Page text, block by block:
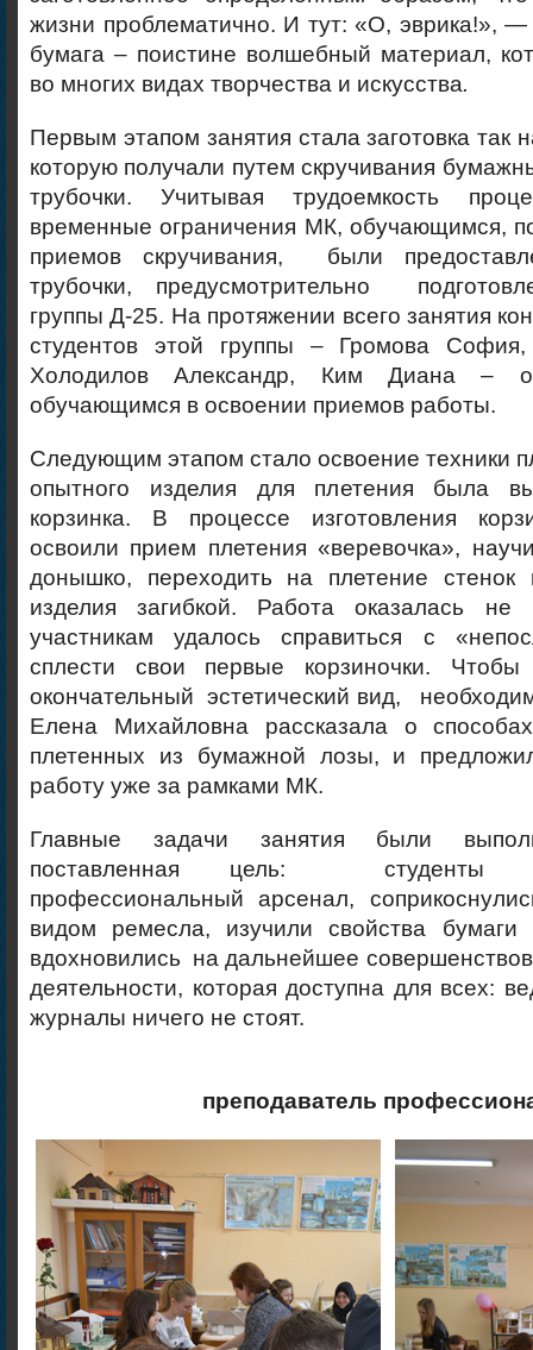
жизни проблематично. И тут: «О, эврика!»,
бумага – поистине волшебный материал,
во многих видах творчества и искусства.
Первым этапом занятия стала заготовка так
которую получали путем скручивания
трубочки. Учитывая трудоемкость
временные ограничения МК, обучающимся,
приемов скручивания, были
трубочки, предусмотрительно
группы Д-25. На протяжении всего занятия
студентов этой группы – Громова
Холодилов Александр, Ким Диана –
обучающимся в освоении приемов работы.
Следующим этапом стало освоение техники
опытного изделия для плетения была
корзинка. В процессе изготовления
освоили прием плетения «веревочка»,
донышко, переходить на плетение
изделия загибкой. Работа оказалась
участникам удалось справиться с
сплести свои первые корзиночки.
окончательный эстетический вид,
Елена Михайловна рассказала о
плетенных из бумажной лозы, и
работу уже за рамками МК.
Главные задачи занятия были
поставленная цель: студенты
профессиональный арсенал,
видом ремесла, изучили свойства бумаги
вдохновились на дальнейшее
деятельности, которая доступна для всех:
журналы ничего не стоят.
преподаватель